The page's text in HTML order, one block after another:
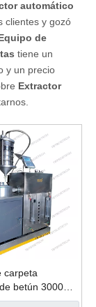
automático
clientes y gozó
de
tiene un
y un precio
Extractor
carpeta
betún 3000G
de betún